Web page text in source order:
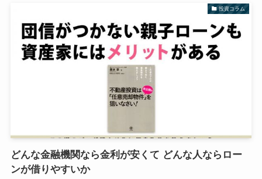
投資コラム
どんな金融機関なら金利が安くて どんな人ならロー
ンが借りやすいか